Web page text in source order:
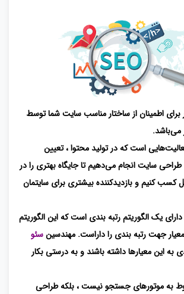
برای اطمینان از ساختار مناسب سایت شما توسط
می‌باشد.
است که در تولید محتوا ، تعیین
سایت انجام می‌دهیم تا جایگاه بهتری را در
کنیم و بازدیدکننده بیشتری برای سایتمان
یک الگوریتم رتبه بندی است که این الگوریتم
جهت رتبه بندی را داراست. مهندسینسئو
به این معیارها داشته باشند و به درستی بکار
به موتورهای جستجو نیست ، بلکه طراحی